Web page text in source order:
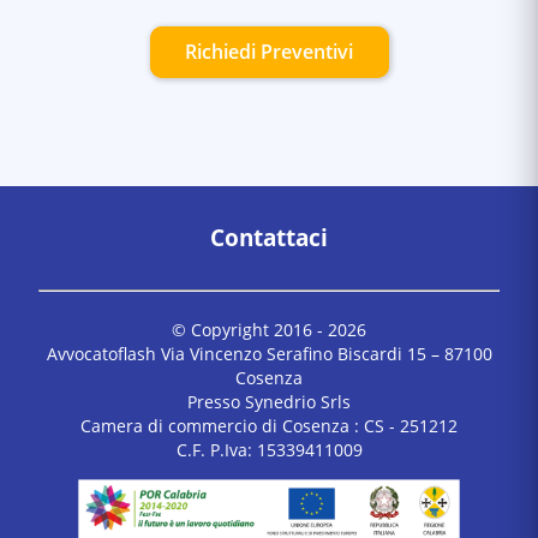
Richiedi Preventivi
Contattaci
© Copyright 2016 - 2026
Avvocatoflash Via Vincenzo Serafino Biscardi 15 – 87100
Cosenza
Presso Synedrio Srls
Camera di commercio di Cosenza : CS - 251212
C.F. P.Iva: 15339411009